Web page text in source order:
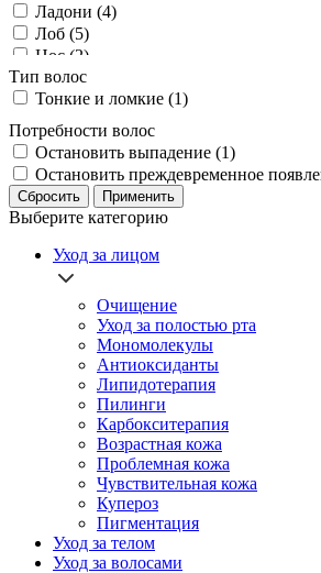
Ладони (4)
Лоб (5)
Нос (2)
Носогубные складки (2)
Параорбитальная зона (1)
Периоральная область (6)
Подбородок (1)
Подмышечные впадины (4)
Скуловая область (4)
Стопы (4)
Тело (12)
Тыльная поверхность кистей рук (12)
Тип волос
Тонкие и ломкие (1)
Потребности волос
Остановить выпадение (1)
Остановить преждевременное
Сбросить Применить
Выберите категорию
Уход за лицом
Очищение
Уход за полостью рта
Мономолекулы
Антиоксиданты
Липидотерапия
Пилинги
Карбокситерапия
Возрастная кожа
Проблемная кожа
Чувствительная кожа
Купероз
Пигментация
Уход за телом
Уход за волосами